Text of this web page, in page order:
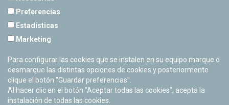
Cerrado Temporalmente
Preferencias
Estadísticas
Marketing
Para configurar las cookies que se instalen en su equipo marque o
desmarque las distintas opciones de cookies y posteriormente
clique el botón "Guardar preferencias".
Al hacer clic en el botón "Aceptar todas las cookies", acepta la
instalación de todas las cookies.